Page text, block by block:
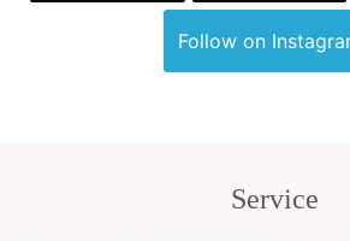
Follow on
Service